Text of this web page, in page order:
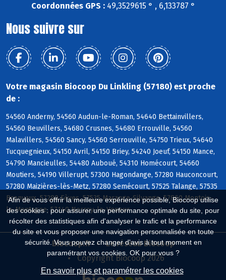
Afin de vous offrir la meilleure expérience possible, Biocoop utilise
des cookies : pour assurer une performance optimale du site, pour
récolter des statistiques afin d'analyser le trafic et la performance
du site et vous proposer une navigation personnalisée en toute
sécurité. Vous pouvez changer d'avis à tout moment en
paramétrant vos cookies. OK pour vous ?
En savoir plus et paramétrer les cookies
Coordonnées GPS :49,3529615 ° , 6,133787 °
Nous suivre sur
Votre magasin Biocoop Du Linkling (57180) est proche
de :
54560 Anderny, 54560 Audun-le-Roman, 54640 Bettainvillers,
54560 Beuvillers, 54680 Crusnes, 54680 Errouville, 54560
Malavillers, 54560 Sancy, 54560 Serrouville, 54750 Trieux, 54640
Tucquegnieux, 54150 Avril, 54150 Briey, 54240 Joeuf, 54150 Mance,
54790 Mancieulles, 54480 Auboué, 54310 Homécourt, 54660
Moutiers, 54190 Villerupt, 57300 Hagondange, 57280 Hauconcourt,
57280 Maizières-lès-Metz, 57280 Semécourt, 57525 Talange, 57535
Bronvaux, 57280 Fèves, 57535 Marange-Silvange, 57860 Montois-
la-Montagne, 57140 Norroy-le-Veneur
Biocoop.fr
Le réseau Biocoop
Copyright Biocoop 2026